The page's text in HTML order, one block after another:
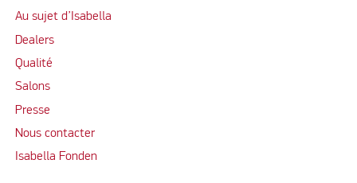
Au sujet d’Isabella
Dealers
Qualité
Salons
Presse
Nous contacter
Isabella Fonden